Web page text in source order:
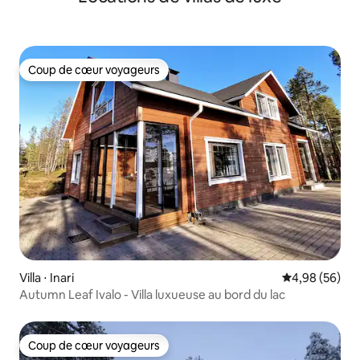
Coup de cœur voyageurs
Coup de cœur voyageurs
Villa ⋅ Inari Évaluation
4,98 (56)
Autumn Leaf Ivalo - Villa luxueuse au bord du lac
Coup de cœur voyageurs
Coup de cœur voyageurs